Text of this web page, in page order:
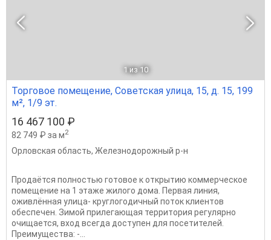
1 из 10
Торговое помещение, Советская улица, 15, д. 15, 199
м², 1/9 эт.
16 467 100 ₽
82 749 ₽ за м2
Орловская область, Железнодорожный р-н
Продаётся полностью готовое к открытию коммерческое
помещение на 1 этаже жилого дома. Первая линия,
оживлённая улица- круглогодичный поток клиентов
обеспечен. Зимой прилегающая территория регулярно
очищается, вход всегда доступен для посетителей.
Преимущества: -...